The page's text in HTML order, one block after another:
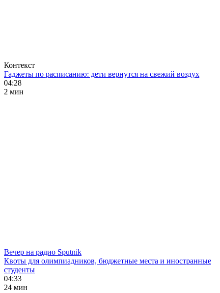
Контекст
Гаджеты по расписанию: дети вернутся на свежий воздух
04:28
2 мин
Вечер на радио Sputnik
Квоты для олимпиадников, бюджетные места и иностранные
студенты
04:33
24 мин